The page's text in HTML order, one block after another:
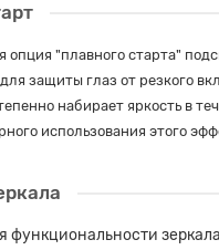
опция "плавного старта"
защиты глаз от резкого
набирает яркость в
использования этого
функциональности